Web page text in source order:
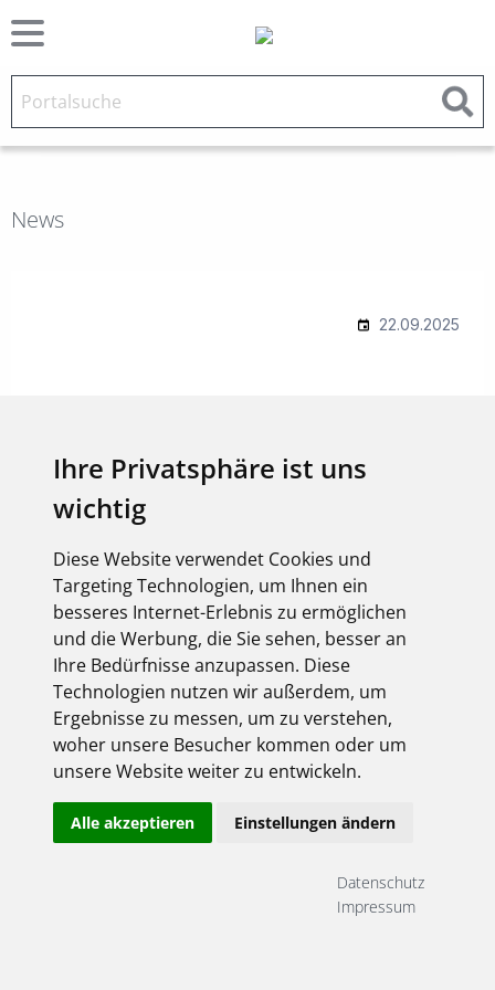
Ihre Privatsphäre ist uns
wichtig
Diese Website verwendet Cookies und
Targeting Technologien, um Ihnen ein
besseres Internet-Erlebnis zu ermöglichen
und die Werbung, die Sie sehen, besser an
Ihre Bedürfnisse anzupassen. Diese
Technologien nutzen wir außerdem, um
Ergebnisse zu messen, um zu verstehen,
woher unsere Besucher kommen oder um
unsere Website weiter zu entwickeln.
Alle akzeptieren Einstellungen ändern
Datenschutz
Impressum
News